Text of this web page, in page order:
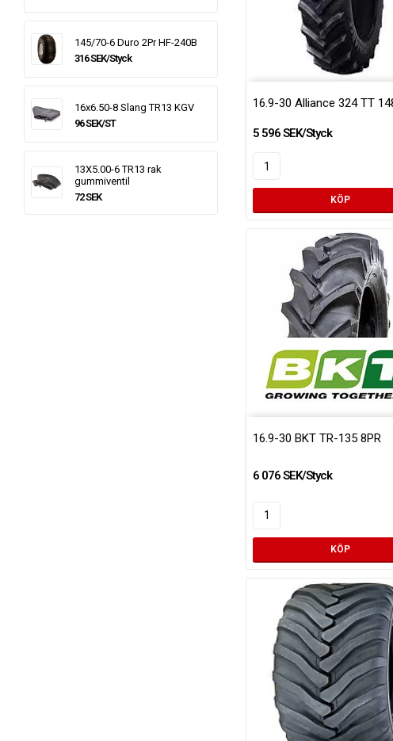
145/70-6 Duro 2Pr HF-240B
316 SEK/Styck
16x6.50-8 Slang TR13 KGV
96 SEK/ST
13X5.00-6 TR13 rak
gummiventil
72 SEK
16.9-30 Alliance 324 TT
5 596 SEK/Styck
KÖP
16.9-30 BKT TR-135 8PR
6 076 SEK/Styck
KÖP